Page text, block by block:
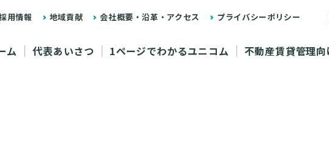
用情報 地域貢献 会社概要・沿革・アクセス プライバシーポリシー
ム 代表あいさつ 1ページでわかるユニコム 不動産賃貸管理